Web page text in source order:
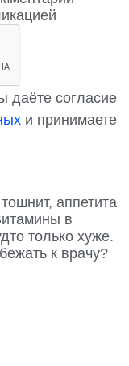
даёте согласие
и принимаете
аппетита
в
только хуже.
к врачу?